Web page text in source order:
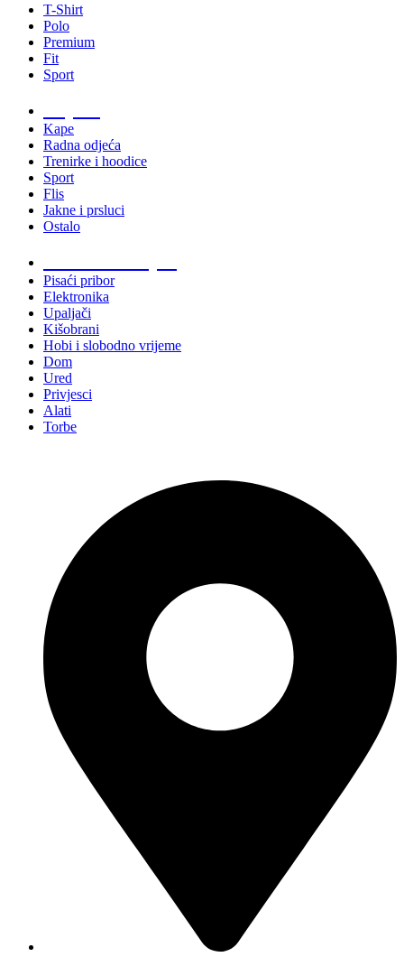
T-Shirt
Polo
Premium
Fit
Sport
Kape
Radna odjeća
Trenirke i hoodice
Sport
Flis
Jakne i prsluci
Ostalo
Pisaći pribor
Elektronika
Upaljači
Kišobrani
Hobi i slobodno vrijeme
Dom
Ured
Privjesci
Alati
Torbe